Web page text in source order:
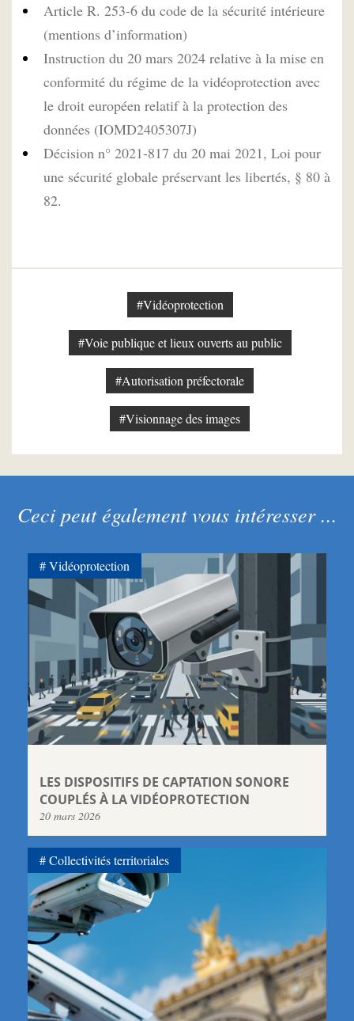
Article R. 253-6 du code de la sécurité intérieure
(mentions d’information)
Instruction du 20 mars 2024 relative à la mise en
conformité du régime de la vidéoprotection avec
le droit européen relatif à la protection des
données (IOMD2405307J)
Décision n° 2021-817 du 20 mai 2021, Loi pour
une sécurité globale préservant les libertés, § 80 à
82.
#Vidéoprotection
#Voie publique et lieux ouverts au public
#Autorisation préfectorale
#Visionnage des images
Ceci peut également vous intéresser ...
LES DISPOSITIFS DE CAPTATION SONORE
COUPLÉS À LA VIDÉOPROTECTION
20 mars 2026
Vidéoprotection
Collectivités territoriales